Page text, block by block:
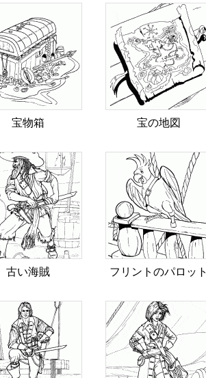
宝物箱 宝の地図
古い海賊 フリントのパロット